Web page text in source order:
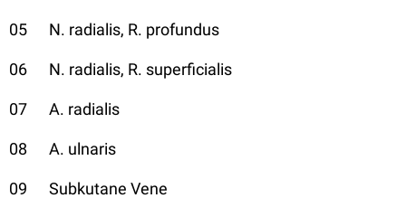
05 N. radialis, R. profundus
06 N. radialis, R. superficialis
07 A. radialis
08 A. ulnaris
09 Subkutane Vene